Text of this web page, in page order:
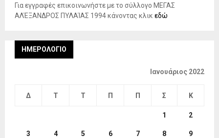
Για εγγραφές επικοινωνήστε με το σύλλογο ΜΕΓΑΣ
ΑΛΈΞΑΝΔΡΟΣ ΠΥΛΑΊΑΣ 1994 κάνοντας κλικ εδώ
ΗΜΕΡΟΛΌΓΙΟ
Ιανουάριος 2022
Δ Τ Τ Π Π Σ Κ
1 2
3 4 5 6 7 8 9